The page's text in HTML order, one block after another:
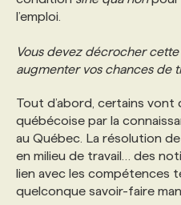
l’emploi.
Vous devez décrocher
augmenter vos chances de
Tout d’abord, certains vont
québécoise par la
au Québec. La résolution
en milieu de travail… des
lien avec les compétences
quelconque savoir-faire